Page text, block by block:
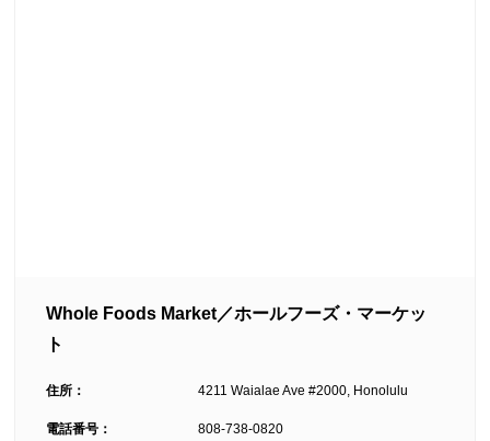
Whole Foods Market／ホールフーズ・マーケッ
ト
住所： 4211 Waialae Ave #2000, Honolulu
電話番号： 808-738-0820